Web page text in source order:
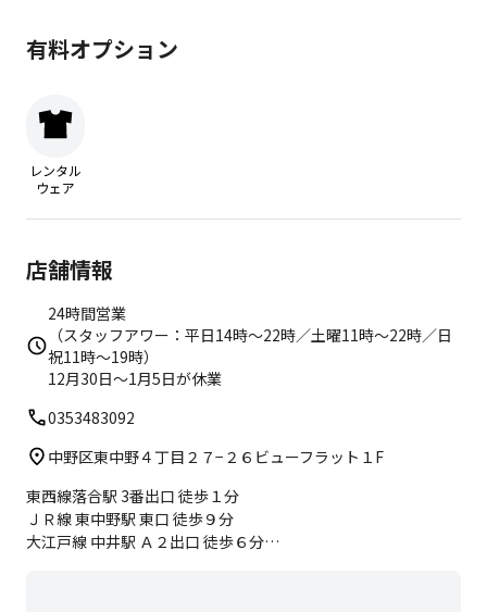
有料オプション
レンタル
ウェア
店舗情報
24時間営業
（スタッフアワー：平日14時〜22時／土曜11時〜22時／日
祝11時〜19時）
12月30日〜1月5日が休業
0353483092
中野区東中野４丁目２７−２６ビューフラット１F
東西線落合駅 3番出口 徒歩１分
ＪＲ線 東中野駅 東口 徒歩９分
大江戸線 中井駅 Ａ２出口 徒歩６分